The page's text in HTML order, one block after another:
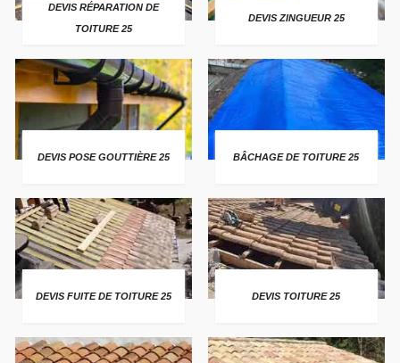
DEVIS RÉPARATION DE
TOITURE 25
DEVIS ZINGUEUR 25
DEVIS POSE GOUTTIÈRE 25 BÂCHAGE DE TOITURE 25
DEVIS FUITE DE TOITURE 25 DEVIS TOITURE 25